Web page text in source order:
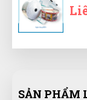
XP
Xuân
(Đánh giá
giá cả phải
SẢN PHẨM